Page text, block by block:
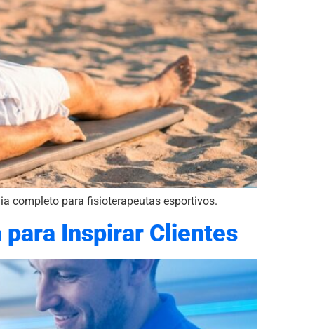
completo para fisioterapeutas esportivos.
Inspirar Clientes